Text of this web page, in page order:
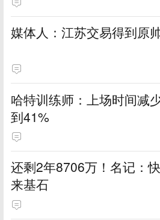
媒体人：江苏交易得到原
哈特训练师：上场时间减
到41%
还剩2年8706万！名记：
来基石